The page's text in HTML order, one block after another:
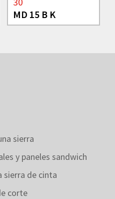
MD 15 B K
sierra
y paneles sandwich
sierra de cinta
corte